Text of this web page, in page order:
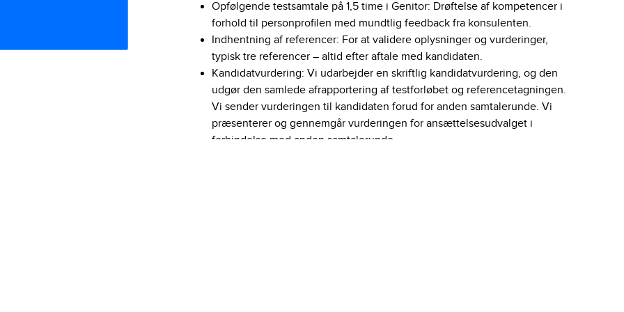
Opfølgende testsamtale på 1,5 time i Genitor: Drøftelse af kompetencer i
forhold til personprofilen med mundtlig feedback fra konsulenten.
Indhentning af referencer: For at validere oplysninger og vurderinger,
typisk tre referencer – altid efter aftale med kandidaten.
Kandidatvurdering: Vi udarbejder en skriftlig kandidatvurdering, og den
udgør den samlede afrapportering af testforløbet og referencetagningen.
Vi sender vurderingen til kandidaten forud for anden samtalerunde. Vi
præsenterer og gennemgår vurderingen for ansættelsesudvalget i
forbindelse med anden samtalerunde.